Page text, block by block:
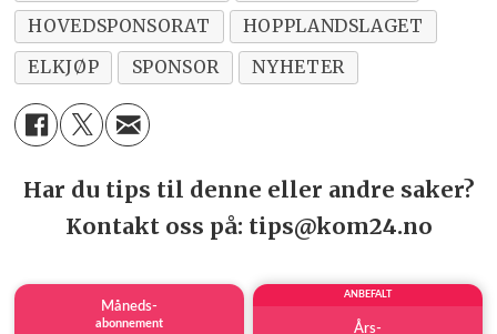
HOVEDSPONSORAT
HOPPLANDSLAGET
ELKJØP
SPONSOR NYHETER
Har du tips til denne eller andre saker?
Kontakt oss på: tips@kom24.no
Måneds-
abonnement
ANBEFALT
Års-